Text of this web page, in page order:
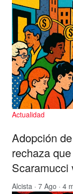
Actualidad
Adopción
rechaza
Scaramucci
Alcista · 7 Ago · 4